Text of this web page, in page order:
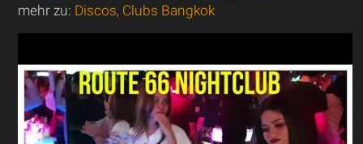
mehr zu: Discos, Clubs Bangkok